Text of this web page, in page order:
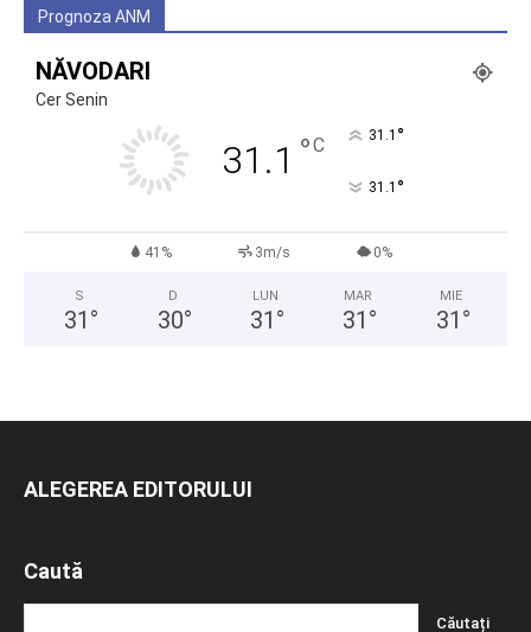
Prognoza ANM
NĂVODARI
Cer Senin
31.1 °C 31.1 °
31.1 °
41% 3m/s 0%
S
31 °
D
30°
LUN
31 °
MAR
31 °
MIE
31 °
ALEGEREA EDITORULUI
Caută